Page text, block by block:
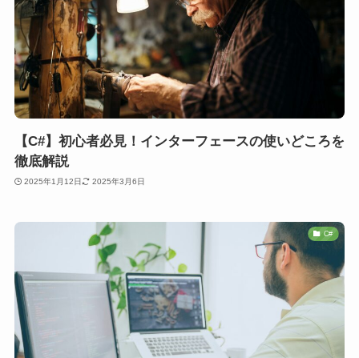
【C#】初心者必見！インターフェースの使いどころを
徹底解説
2025年1月12日 2025年3月6日
C#